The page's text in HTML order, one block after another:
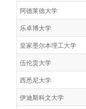
阿德莱德大学
乐卓博大学
皇家墨尔本理工大学
伍伦贡大学
西悉尼大学
伊迪斯科文大学